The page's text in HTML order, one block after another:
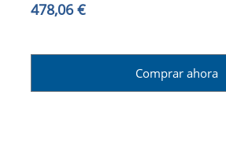
478,06 €
Comprar ahora